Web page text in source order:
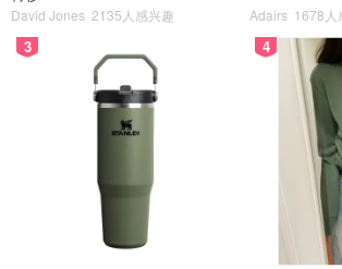
David Jones 2135人感兴趣 Adairs 1678人
3 4